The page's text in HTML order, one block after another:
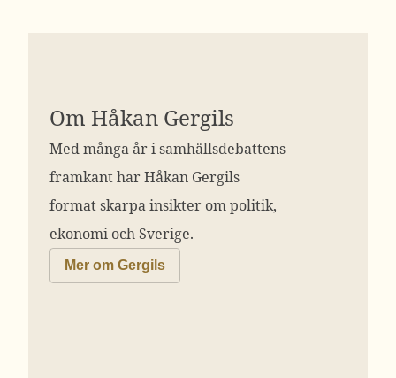
Om Håkan Gergils
Med många år i samhällsdebattens
framkant har Håkan Gergils
format skarpa insikter om politik,
ekonomi och Sverige.
Mer om Gergils